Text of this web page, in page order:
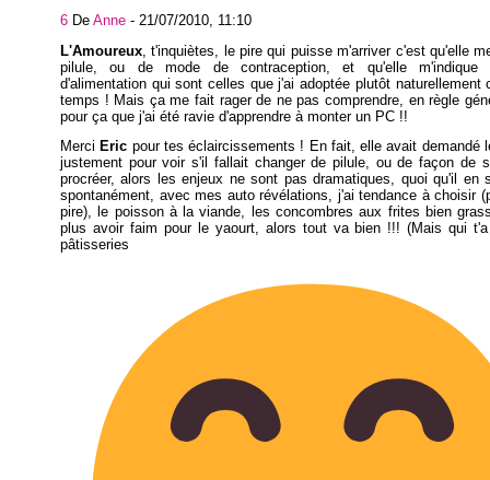
6 De Anne - 21/07/2010, 11:10
L'Amoureux , t'inquiètes, le pire qui puisse m'arriver c'est qu'elle
pilule, ou de mode de contraception, et qu'elle m'indique
d'alimentation qui sont celles que j'ai adoptée plutôt naturellement
temps ! Mais ça me fait rager de ne pas comprendre, en règle
pour ça que j'ai été ravie d'apprendre à monter un PC !!
Merci Eric pour tes éclaircissements ! En fait, elle avait demandé
justement pour voir s'il fallait changer de pilule, ou de façon de
procréer, alors les enjeux ne sont pas dramatiques, quoi qu'il en
spontanément, avec mes auto révélations, j'ai tendance à choisir
pire), le poisson à la viande, les concombres aux frites bien
plus avoir faim pour le yaourt, alors tout va bien !!! (Mais qui
pâtisseries